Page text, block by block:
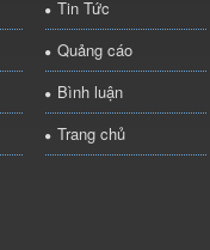
Tin Tức
Quảng cáo
Bình luận
Trang chủ